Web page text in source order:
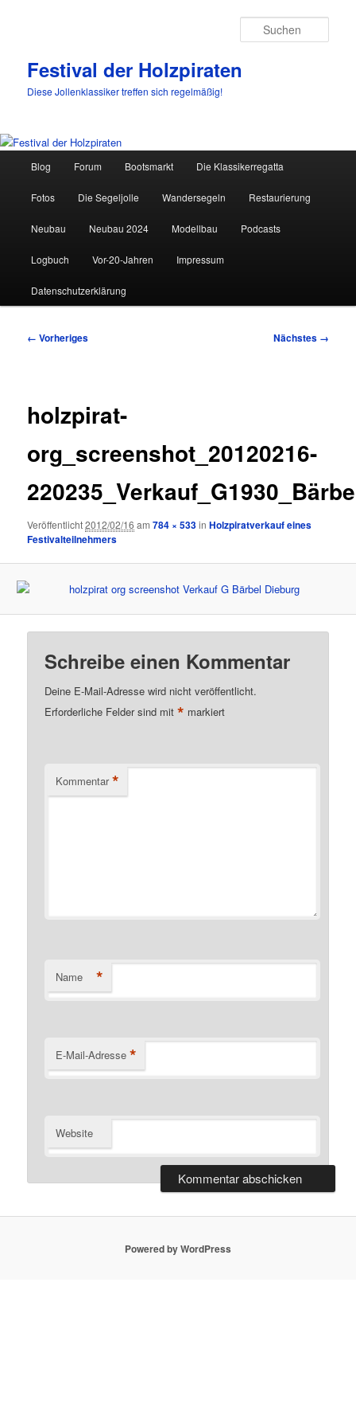
Festival der Holzpiraten
Diese Jollenklassiker treffen sich regelmäßig!
Zum
primären
Inhalt
springen
Blog Forum Bootsmarkt Die Klassikerregatta
Fotos Die Segeljolle Wandersegeln Restaurierung
Neubau Neubau 2024 Modellbau Podcasts
Logbuch Vor-20-Jahren Impressum
Datenschutzerklärung
Bilder-
← Vorheriges Nächstes →
holzpirat-
org_screenshot_20120216-
Veröffentlicht2012/02/16 am784 × 533inHolzpiratverkauf eines
Festivalteilnehmers
Schreibe einen Kommentar
Deine E-Mail-Adresse wird nicht veröffentlicht.
Erforderliche Felder sind mit* markiert
Kommentar *
Name *
E-Mail-Adresse *
Website
Powered by WordPress